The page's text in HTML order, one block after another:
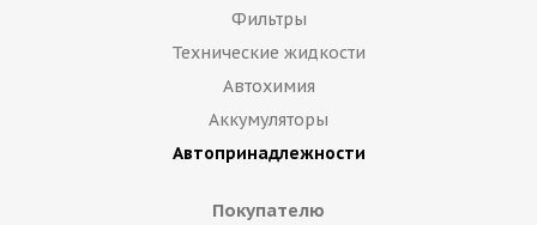
Фильтры
Технические жидкости
Автохимия
Аккумуляторы
Автопринадлежности
Покупателю